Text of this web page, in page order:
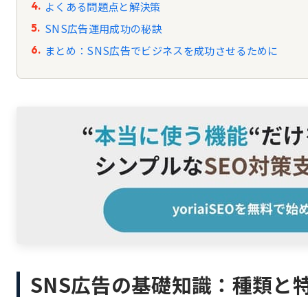
よくある問題点と解決策
SNS広告運用成功の秘訣
まとめ：SNS広告でビジネスを成功させるために
SNS広告の基礎知識：種類と